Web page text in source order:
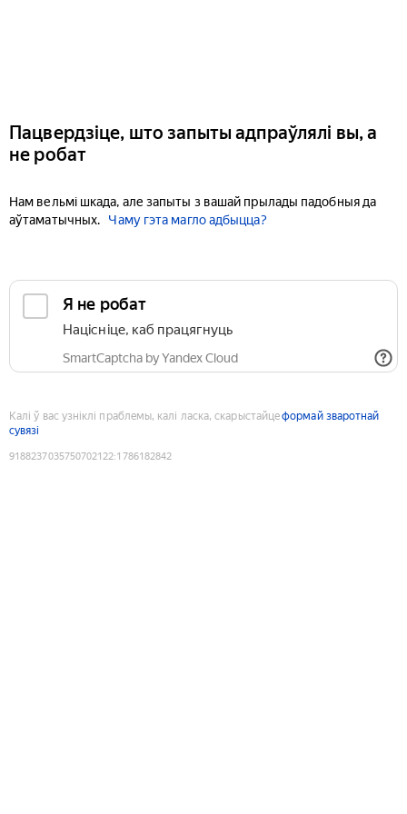
Пацвердзіце, што запыты адпраўлялі вы, а
не робат
Нам вельмі шкада, але запыты з вашай прылады падобныя да
аўтаматычных.
Чаму гэта магло адбыцца?
Я не робат
Націсніце, каб працягнуць
SmartCaptcha by Yandex Cloud
Калі ў вас узніклі праблемы, калі ласка, скарыстайцеформай зваротнай
сувязі
9188237035750702122:1786182842